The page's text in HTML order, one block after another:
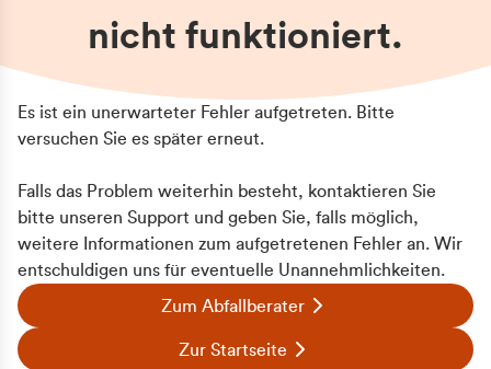
nicht funktioniert.
Es ist ein unerwarteter Fehler aufgetreten. Bitte
versuchen Sie es später erneut.
Falls das Problem weiterhin besteht, kontaktieren Sie
bitte unseren Support und geben Sie, falls möglich,
weitere Informationen zum aufgetretenen Fehler an. Wir
entschuldigen uns für eventuelle Unannehmlichkeiten.
Zum Abfallberater
Zur Startseite